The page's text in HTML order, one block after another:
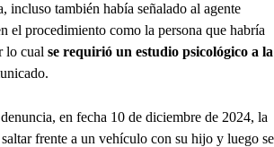
incluso también había señalado al agente
el procedimiento como la persona que habría
lo cual se requirió un estudio psicológico a la
en fecha 10 de diciembre de 2024, la
frente a un vehículo con su hijo y luego se